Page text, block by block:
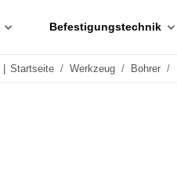
Befestigungstechnik
Startseite Werkzeug Bohrer